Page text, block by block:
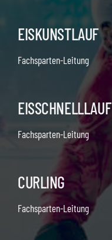
EISKUNSTLAUF
Fachsparten-Leitung
EISSCHNELLLAUF
Fachsparten-Leitung
CURLING
Fachsparten-Leitung